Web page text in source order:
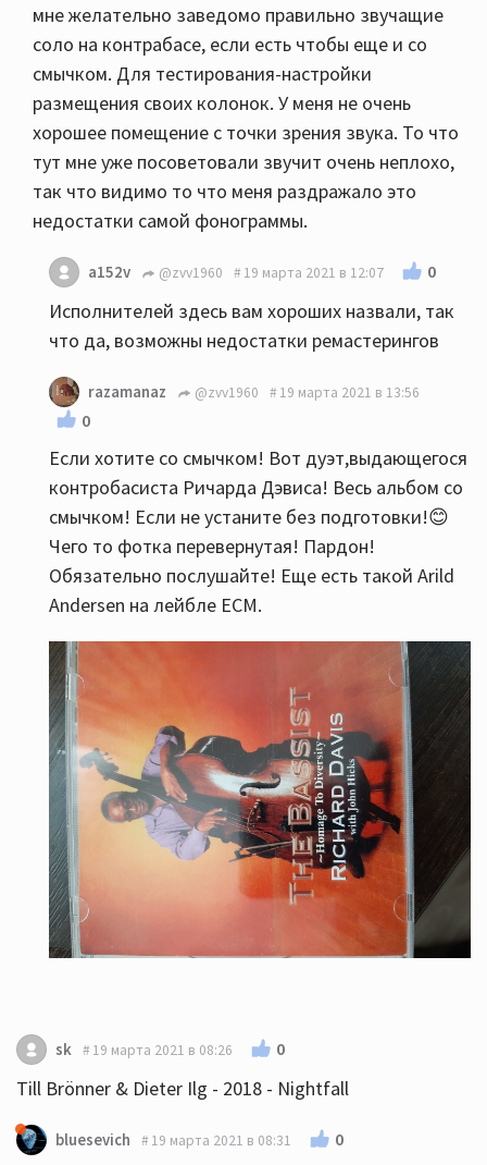
мне желательно заведомо правильно звучащие
соло на контрабасе, если есть чтобы еще и со
смычком. Для тестирования-настройки
размещения своих колонок. У меня не очень
хорошее помещение с точки зрения звука. То что
тут мне уже посоветовали звучит очень неплохо,
так что видимо то что меня раздражало это
недостатки самой фонограммы.
a152v @zvv1960 19 марта 2021 в 12:07 0
Исполнителей здесь вам хороших назвали, так
что да, возможны недостатки ремастерингов
razamanaz @zvv1960 19 марта 2021 в 13:56
0
Если хотите со смычком! Вот дуэт,выдающегося
контробасиста Ричарда Дэвиса! Весь альбом со
смычком! Если не устаните без подготовки!😊
Чего то фотка перевернутая! Пардон!
Обязательно послушайте! Еще есть такой Arild
Andersen на лейбле ECM.
sk 19 марта 2021 в 08:26 0
Till Brönner & Dieter Ilg - 2018 - Nightfall
bluesevich 19 марта 2021 в 08:31 0